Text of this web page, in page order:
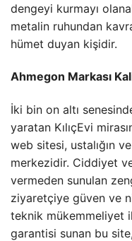
dengeyi kurmayı
metalin ruhundan
hümet duyan kişidir.
Ahmegon Markası
İki bin on altı
yaratan KılıçEvi
web sitesi, ustalığın
merkezidir. Ciddiyet
vermeden sunulan
ziyaretçiye güven ve
teknik mükemmeliyet
garantisi sunan bu